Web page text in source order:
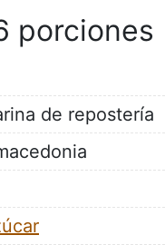
de repostería